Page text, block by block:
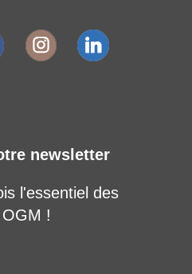
newsletter
l'essentiel des
!